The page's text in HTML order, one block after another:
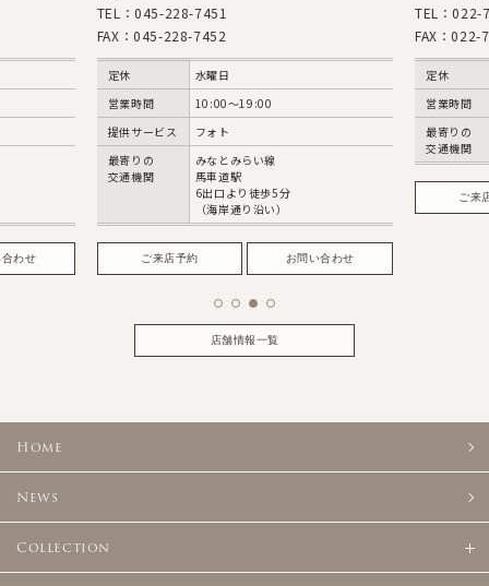
お問い合わせ
TEL：022-726-5055
FAX：022-726-5051
火・水曜日
営業時間
10:00～18:00
最寄りの
交通機関
JR仙台駅 西口
徒歩5分
ご来店予約
FAX
提供
最寄
交通
店舗情報一覧
Home
News
Collection